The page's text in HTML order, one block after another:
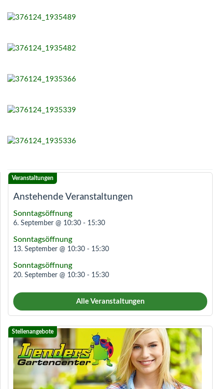
Anstehende Veranstaltungen
Sonntagsöffnung
6. September @ 10:30 - 15:30
Sonntagsöffnung
13. September @ 10:30 - 15:30
Sonntagsöffnung
20. September @ 10:30 - 15:30
Alle Veranstaltungen